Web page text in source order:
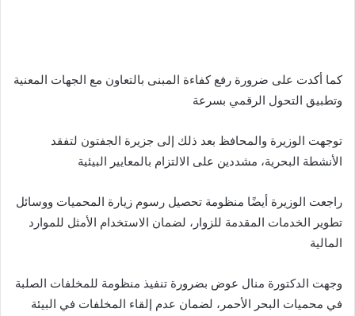
كما أكدت على ضرورة رفع كفاءة المبنى بالتعاون مع الجهات المعنية
وتطبيق التحول الرقمي بسرعة
توجهت الوزيرة والمحافظ بعد ذلك إلى جزيرة الجفتون لتفقد
الأنشطة البحرية، مشددين على الالتزام بالمعايير البيئية
راجعت الوزيرة أيضًا منظومة تحصيل رسوم زيارة المحميات ووسائل
تطوير الخدمات المقدمة للزوار، لضمان الاستخدام الأمثل للموارد
المالية
وجهت الدكتورة منال عوض بضرورة تنفيذ منظومة للمخلفات الصلبة
في محميات البحر الأحمر، لضمان عدم إلقاء المخلفات في البيئة